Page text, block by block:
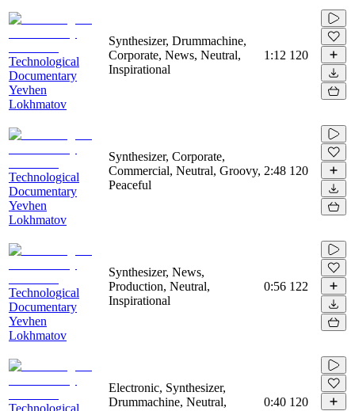
Technological
Documentary
Yevhen
Lokhmatov
Synthesizer, Drummachine,
Corporate, News, Neutral,
Inspirational
1:12 120
Technological
Documentary
Yevhen
Lokhmatov
Synthesizer, Corporate,
Commercial, Neutral, Groovy,
Peaceful
2:48 120
Technological
Documentary
Yevhen
Lokhmatov
Synthesizer, News,
Production, Neutral,
Inspirational
0:56 122
Technological
Electronic, Synthesizer,
Drummachine, Neutral,
0:40 120